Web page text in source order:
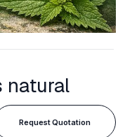
natural
Request Quotation